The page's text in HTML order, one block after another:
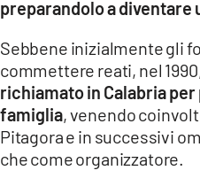
preparandolo a diventare
Sebbene inizialmente gli
commettere reati, nel
richiamato in Calabria
famiglia, venendo
Pitagora e in successivi
che come organizzatore.